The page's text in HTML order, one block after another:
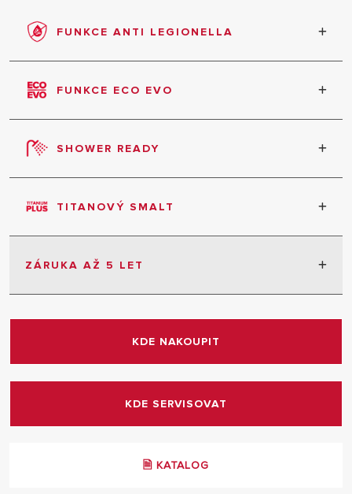
FUNKCE ANTI LEGIONELLA
V zájmu vašeho zdraví a pohodlí jednou měsíčně
speciální program automaticky zvýší teplotu vody
na 65 °Ck odstranění nebezpečných bakterií
FUNKCE ECO EVO
Automatické programování zařízení na základě
vašich zvyků a potřeb teplé vody
SHOWER READY
Ikona se objeví, když je připraveno dostatek vody
TITANOVÝ SMALT
Celková ochrana proti korozi nádrže
ZÁRUKA AŽ 5 LET
2 roky záruka bez omezení
Podmínka: Servisní prohlídka každé 2 roky
KDE NAKOUPIT
KDE SERVISOVAT
🗎 KATALOG